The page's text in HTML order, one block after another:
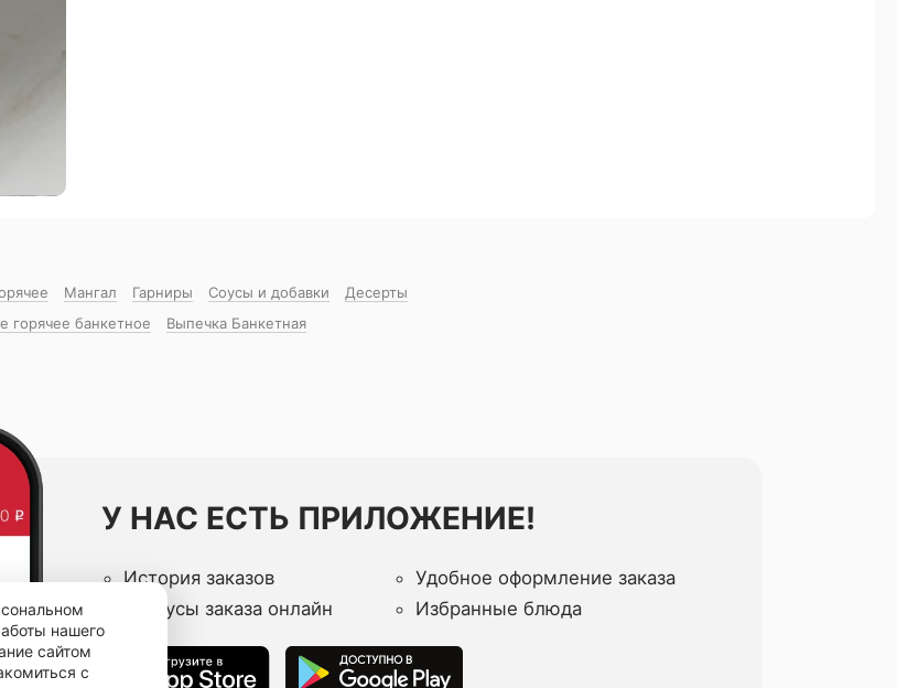
Мангал Гарниры Соусы и добавки
Десерты
горячее банкетное
Выпечка Банкетная
У НАС ЕСТЬ ПРИЛОЖЕНИЕ!
История заказов
Удобное оформление заказа
Статусы заказа онлайн
Избранные блюда
нашего
сайтом
с